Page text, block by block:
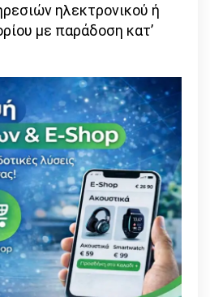
ηλεκτρονικού ή
με παράδοση κατ’